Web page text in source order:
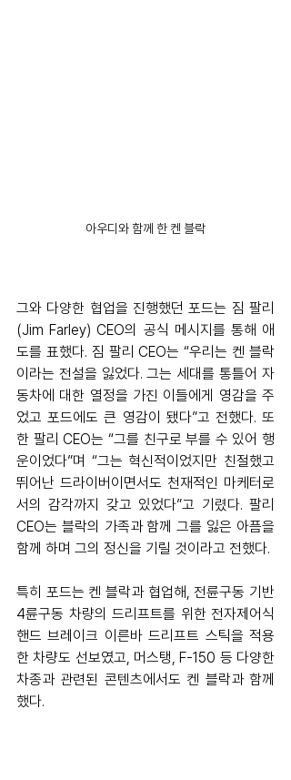
아우디와 함께 한 켄 블락
그와 다양한 협업을 진행했던 포드는 짐 팔리
(Jim Farley) CEO의 공식 메시지를 통해 애
도를 표했다. 짐 팔리 CEO는 “우리는 켄 블락
이라는 전설을 잃었다. 그는 세대를 통틀어 자
동차에 대한 열정을 가진 이들에게 영감을 주
었고 포드에도 큰 영감이 됐다”고 전했다. 또
한 팔리 CEO는 “그를 친구로 부를 수 있어 행
운이었다”며 “그는 혁신적이었지만 친절했고
뛰어난 드라이버이면서도 천재적인 마케터로
서의 감각까지 갖고 있었다”고 기렸다. 팔리
CEO는 블락의 가족과 함께 그를 잃은 아픔을
함께 하며 그의 정신을 기릴 것이라고 전했다.
특히 포드는 켄 블락과 협업해, 전륜구동 기반
4륜구동 차량의 드리프트를 위한 전자제어식
핸드 브레이크 이른바 드리프트 스틱을 적용
한 차량도 선보였고, 머스탱, F-150 등 다양한
차종과 관련된 콘텐츠에서도 켄 블락과 함께
했다.